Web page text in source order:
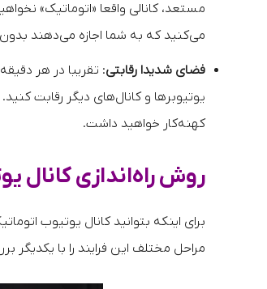
مستعد، کانالی واقعا «اتوماتیک»
می‌کنید که به شما اجازه می‌دهند بدون
فضای شدیدا رقابتی
یوتیوبرها و کانال‌های دیگر رقابت
کهنه‌کار خواهید داشت.
روش راه‌اندازی
برای اینکه بتوانید کانال یوتیوب
مراحل مختلف این فرایند را با یکدیگر